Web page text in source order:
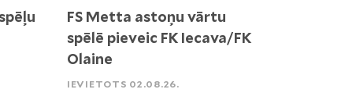
FS Metta astoņu vārtu
spēlē pieveic FK Iecava/FK
Olaine
IEVIETOTS 02.08.26.